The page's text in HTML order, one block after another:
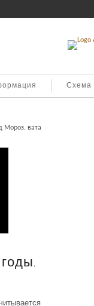
Схема
Мороз. вата